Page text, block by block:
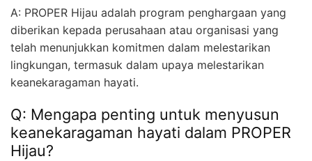
A: PROPER Hijau adalah program penghargaan yang
diberikan kepada perusahaan atau organisasi yang
telah menunjukkan komitmen dalam melestarikan
lingkungan, termasuk dalam upaya melestarikan
keanekaragaman hayati.
Q: Mengapa penting untuk menyusun
keanekaragaman hayati dalam PROPER
Hijau?